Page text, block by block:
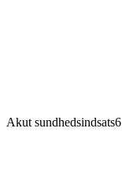
Akut sundhedsindsats6